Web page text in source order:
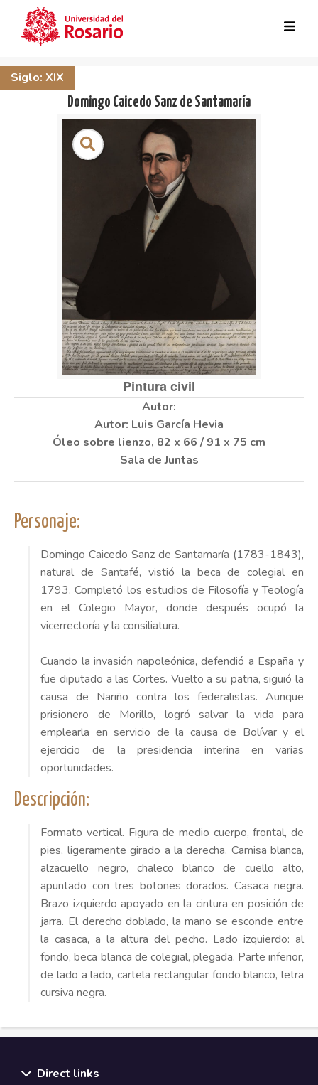
Skip to main content
Siglo: XIX
Domingo Caicedo Sanz de Santamaría
Pintura civil
Autor: Luis García Hevia
Óleo sobre lienzo, 82 x 66 / 91 x 75 cm
Sala de Juntas
Personaje:
Domingo Caicedo Sanz de Santamaría (1783-1843),
natural de Santafé, vistió la beca de colegial en
1793. Completó los estudios de Filosofía y Teología
en el Colegio Mayor, donde después ocupó la
vicerrectoría y la consiliatura.
Cuando la invasión napoleónica, defendió a España y
fue diputado a las Cortes. Vuelto a su patria, siguió la
causa de Nariño contra los federalistas. Aunque
prisionero de Morillo, logró salvar la vida para
emplearla en servicio de la causa de Bolívar y el
ejercicio de la presidencia interina en varias
oportunidades.
Descripción:
Formato vertical. Figura de medio cuerpo, frontal, de
pies, ligeramente girado a la derecha. Camisa blanca,
alzacuello negro, chaleco blanco de cuello alto,
apuntado con tres botones dorados. Casaca negra.
Brazo izquierdo apoyado en la cintura en posición de
jarra. El derecho doblado, la mano se esconde entre
la casaca, a la altura del pecho. Lado izquierdo: al
fondo, beca blanca de colegial, plegada. Parte inferior,
de lado a lado, cartela rectangular fondo blanco, letra
cursiva negra.
Direct links